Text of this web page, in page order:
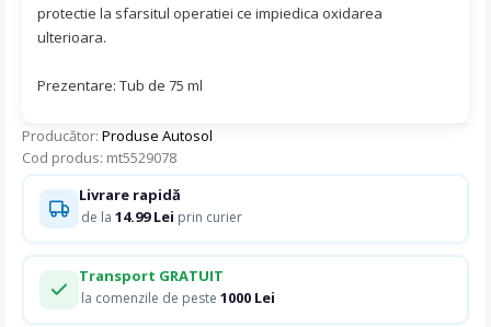
protectie la sfarsitul operatiei ce impiedica oxidarea
ulterioara.
Prezentare: Tub de 75 ml
Producător: Produse Autosol
Cod produs: mt5529078
Livrare rapidă
de la 14.99 Lei prin curier
Transport GRATUIT
la comenzile de peste 1000 Lei